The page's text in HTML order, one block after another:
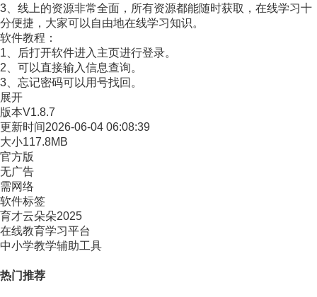
3、线上的资源非常全面，所有资源都能随时获取，在线学习十
分便捷，大家可以自由地在线学习知识。
软件教程：
1、后打开软件进入主页进行登录。
2、可以直接输入信息查询。
3、忘记密码可以用号找回。
展开
版本V1.8.7
更新时间2026-06-04 06:08:39
大小117.8MB
官方版
无广告
需网络
软件标签
育才云朵朵2025
在线教育学习平台
中小学教学辅助工具
热门推荐